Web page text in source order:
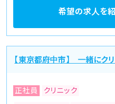
希望の求人を
【東京都府中市】 一緒にク
正社員 クリニック